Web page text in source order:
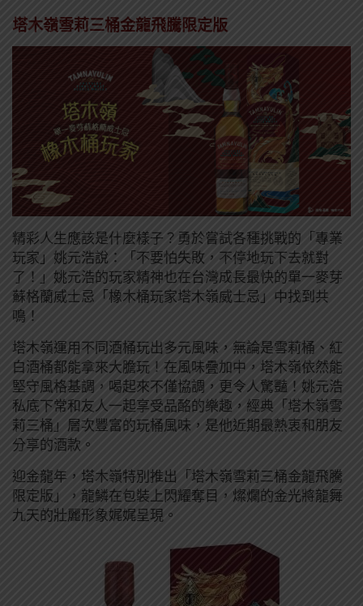
塔木嶺雪莉三桶金龍飛騰限定版
精彩人生應該是什麼樣子？勇於嘗試各種挑戰的「專業
玩家」姚元浩說：「不要怕失敗，不停地玩下去就對
了！」姚元浩的玩家精神也在台灣成長最快的單一麥芽
蘇格蘭威士忌「橡木桶玩家塔木嶺威士忌」中找到共
鳴！
塔木嶺運用不同酒桶玩出多元風味，無論是雪莉桶、紅
白酒桶都能拿來大膽玩！在風味疊加中，塔木嶺依然能
堅守風格基調，喝起來不僅協調，更令人驚豔！姚元浩
私底下常和友人一起享受品酩的樂趣，經典「塔木嶺雪
莉三桶」層次豐富的玩桶風味，是他近期最熱衷和朋友
分享的酒款。
迎金龍年，塔木嶺特別推出「塔木嶺雪莉三桶金龍飛騰
限定版」，龍鱗在包裝上閃耀奪目，燦爛的金光將龍舞
九天的壯麗形象娓娓呈現。